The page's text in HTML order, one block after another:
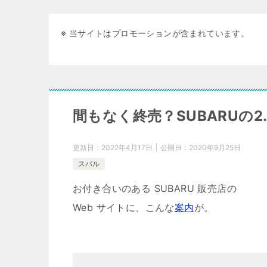
※ 当サイトはプロモーションが含まれています。
間もなく終売？SUBARUの
更新日： 2022年4月17日 公開日： 2020年9月25日
スバル
お付き合いのある SUBARU 販売店の
Web サイトに、こんな案内が。